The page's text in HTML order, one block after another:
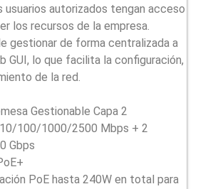
usuarios autorizados tengan acceso
los recursos de la empresa.
gestionar de forma centralizada a
GUI , lo que facilita la configuración,
de la red.
Gestionable Capa 2
100/1000/2500 Mbps + 2
Gbps
PoE hasta 240W en total para